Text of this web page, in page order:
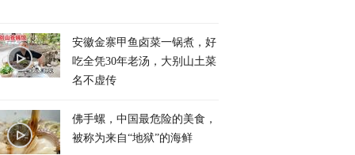
安徽金寨甲鱼卤菜一锅煮，好
吃全凭30年老汤，大别山土菜
名不虚传
佛手螺，中国最危险的美食，
被称为来自“地狱”的海鲜